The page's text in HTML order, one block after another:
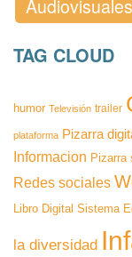
Audiovisuales
TAG CLOUD
humor Televisión trailer
plataforma Pizarra
Informacion Pizarra
Redes sociales
Libro Digital Sistema
la diversidad